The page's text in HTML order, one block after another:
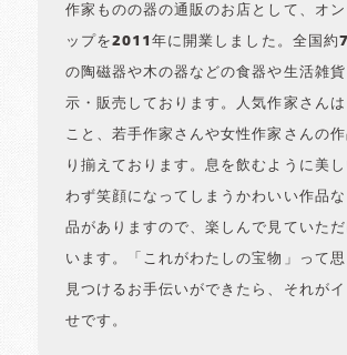
作家ものの器の通販のお店として、オン
ップを2011年に開業しました。全国約
の陶磁器や木の器などの食器や生活雑
示・販売しております。人気作家さん
こと、若手作家さんや女性作家さんの作
り揃えております。息を飲むように美
わず笑顔になってしまうかわいい作品
品がありますので、楽しんで見ていた
います。「これがわたしの宝物」って
見つけるお手伝いができたら、それが
せです。